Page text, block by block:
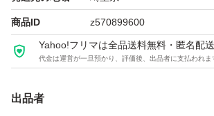
商品ID z570899600
Yahoo!フリマは全品送料無料・匿名配送
代金は運営が一旦預かり、評価後、出品者に支払われま
出品者